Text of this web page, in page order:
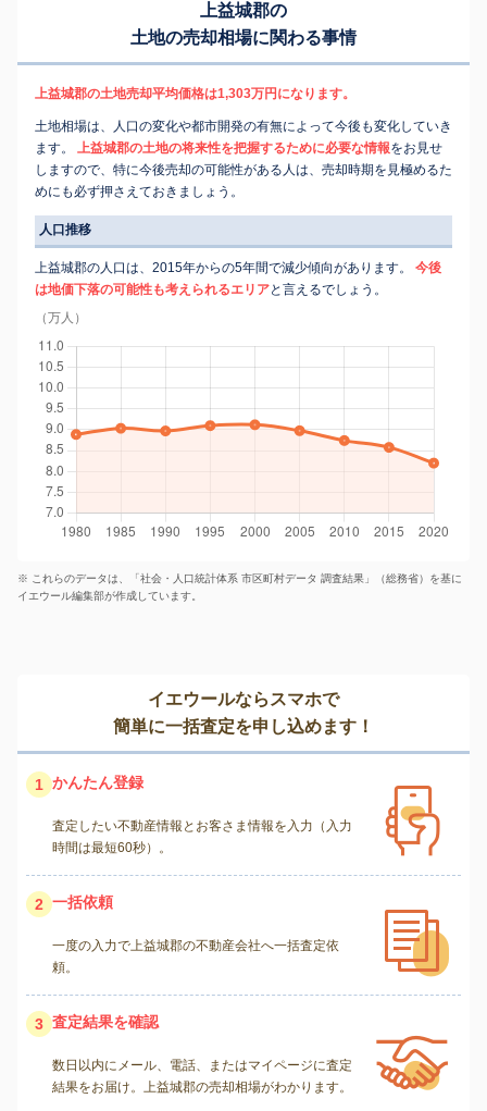
上益城郡の
土地の売却相場に関わる事情
上益城郡の土地売却平均価格は1,303万円になります。
土地相場は、人口の変化や都市開発の有無によって今後も変化していき
ます。
上益城郡の土地の将来性を把握するために必要な情報をお見せ
しますので、特に今後売却の可能性がある人は、売却時期を見極めるた
めにも必ず押さえておきましょう。
人口推移
上益城郡の人口は、2015年からの5年間で減少傾向があります。
今後
は地価下落の可能性も考えられるエリアと言えるでしょう。
（万人）
※ これらのデータは、「社会・人口統計体系 市区町村データ 調査結果」（総務省）を基に
イエウール編集部が作成しています。
イエウールならスマホで
簡単に一括査定を申し込めます！
1 かんたん登録
査定したい不動産情報とお客さま情報を入力（入力
時間は最短60秒）。
2 一括依頼
一度の入力で上益城郡の不動産会社へ一括査定依
頼。
3 査定結果を確認
数日以内にメール、電話、またはマイページに査定
結果をお届け。上益城郡の売却相場がわかります。